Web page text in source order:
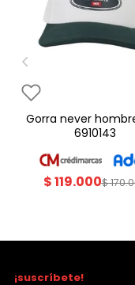
gorra never hombre nea
6910143
$119.000$170.
¡suscríbete!